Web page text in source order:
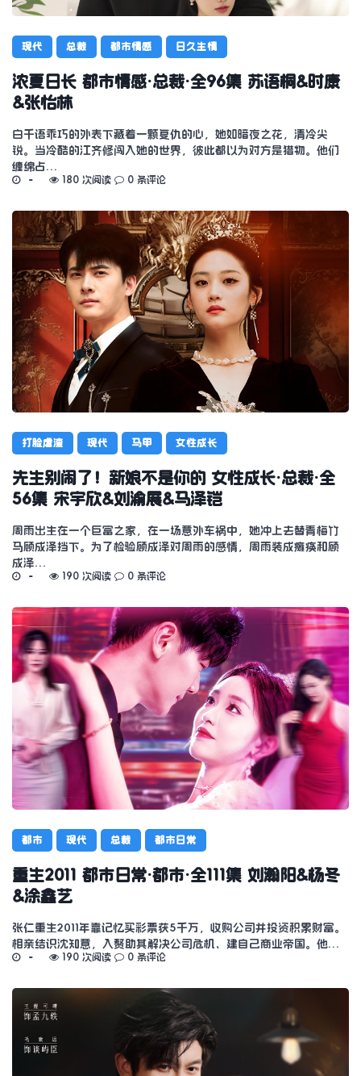
现代 总裁 都市情感 日久生情
浓夏日长 都市情感·总裁·全96集 苏语桐&时康
&张怡林
白千语乖巧的外表下藏着一颗复仇的心，她如暗夜之花，清冷尖
锐。当冷酷的江齐修闯入她的世界，彼此都以为对方是猎物。他们
缠绵占…
180 次阅读 0 条评论
打脸虐渣 现代 马甲 女性成长
先生别闹了！新娘不是你的 女性成长·总裁·全
56集 宋宇欣&刘渝展&马泽铠
周雨出生在一个巨富之家，在一场意外车祸中，她冲上去替青梅竹
马顾成泽挡下。为了检验顾成泽对周雨的感情，周雨装成瘫痪和顾
成泽…
190 次阅读 0 条评论
都市 现代 总裁 都市日常
重生2011 都市日常·都市·全111集 刘瀚阳&杨冬
&涂鑫艺
张仁重生2011年靠记忆买彩票获5千万，收购公司并投资积累财富。
相亲结识沈知意，入赘助其解决公司危机、建自己商业帝国。他…
190 次阅读 0 条评论